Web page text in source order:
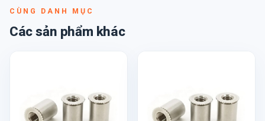
CÙNG DANH MỤC
Các sản phẩm khác